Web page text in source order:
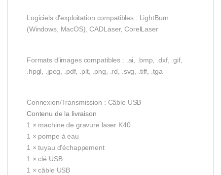
Logiciels d’exploitation compatibles : LightBurn
(Windows, MacOS), CADLaser, CorelLaser
Formats d’images compatibles : .ai, .bmp, .dxf, .gif,
.hpgl, .jpeg, .pdf, .plt, .png, .rd, .svg, .tiff, .tga
Connexion/Transmission : Câble USB
Contenu de la livraison
1 × machine de gravure laser K40
1 × pompe à eau
1 × tuyau d’échappement
1 × clé USB
1 × câble USB